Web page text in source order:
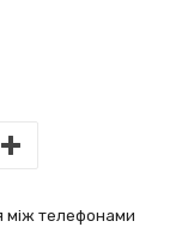
між телефонами